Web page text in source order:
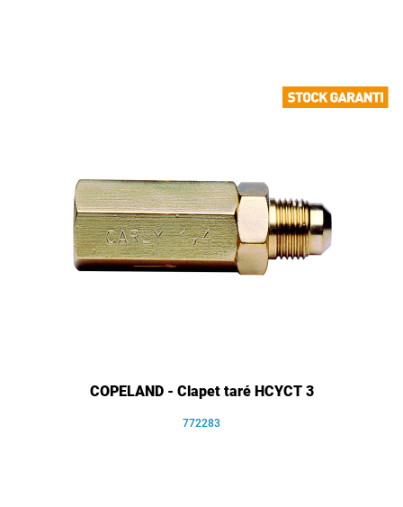
COPELAND - Clapet taré HCYCT 3
772283